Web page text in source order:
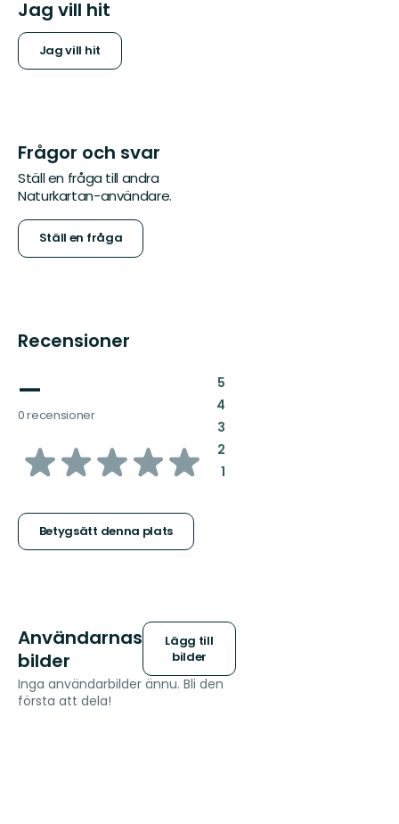
Jag vill hit
Jag vill hit
Frågor och svar
Ställ en fråga till andra
Naturkartan-användare.
Ställ en fråga
Recensioner
—
0 recensioner
av
stjärnor
Betygsätt denna plats
5:
4:
3:
2:
1:
Användarnas
bilder
Lägg till
bilder
Inga användarbilder ännu. Bli den
första att dela!